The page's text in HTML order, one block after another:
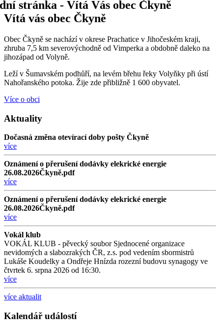
Vítá vás obec Čkyně
Obec Čkyně se nachází v okrese Prachatice v Jihočeském kraji,
zhruba 7,5 km severovýchodně od Vimperka a obdobně daleko na
jihozápad od Volyně.
Leží v Šumavském podhůří, na levém břehu řeky Volyňky při ústí
Nahořanského potoka. Žije zde přibližně 1 600 obyvatel.
Více o obci
Aktuality
Dočasná změna otevírací doby pošty Čkyně
více
Oznámení o přerušení dodávky elekrické energie
26.08.2026Čkyně.pdf
více
Oznámení o přerušení dodávky elekrické energie
26.08.2026Čkyně.pdf
více
Vokál klub
VOKÁL KLUB - pěvecký soubor Sjednocené organizace
nevidomých a slabozrakých ČR, z.s. pod vedením sbormistrů
Lukáše Koudelky a Ondřeje Hnízda rozezní budovu synagogy ve
čtvrtek 6. srpna 2026 od 16:30.
více
více aktualit
Kalendář událostí